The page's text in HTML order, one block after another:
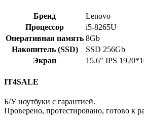
Бренд
Lenovo
Процессор
i5-8265U
Оперативная память 8Gb
Накопитель (SSD)
SSD 256Gb
Экран
15.6" IPS
IT4SALE
Б/У ноутбуки с гарантией.
Проверено, протестировано, готово к